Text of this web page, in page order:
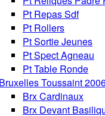
Pt Repas Sdf
Pt Rollers
Pt Sortie Jeunes
Pt Spect Agneau
Pt Table Ronde
Bruxelles Toussaint
Brx Cardinaux
Brx Devant